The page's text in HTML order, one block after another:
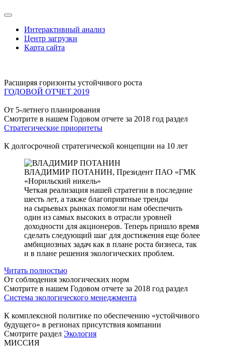
Интерактивный анализ
Центр загрузки
Карта сайта
Расширяя горизонты устойчивого роста
ГОДОВОЙ ОТЧЕТ 2019
От 5-летнего планирования
Смотрите в нашем Годовом отчете за 2018 год раздел
Стратегические приоритеты
К долгосрочной стратегической концепции на 10 лет
ВЛАДИМИР ПОТАНИН, Президент ПАО «ГМК
«Норильский никель»
Четкая реализация нашей стратегии в последние
шесть лет, а также благоприятные тренды
на сырьевых рынках помогли нам обеспечить
один из самых высоких в отрасли уровней
доходности для акционеров. Теперь пришло время
сделать следующий шаг для достижения еще более
амбициозных задач как в плане роста бизнеса, так
и в плане решения экологических проблем.
Читать полностью
От соблюдения экологических норм
Смотрите в нашем Годовом отчете за 2018 год раздел
Система экологического менеджмента
К комплексной политике по обеспечению «устойчивого
будущего» в регионах присутствия компании
Смотрите раздел Экология
МИССИЯ